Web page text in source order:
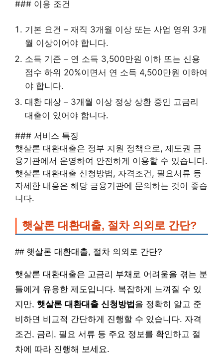
### 이용 조건
기본 요건 – 재직 3개월 이상 또는 사업 영위 3개
월 이상이어야 합니다.
소득 기준 – 연 소득 3,500만원 이하 또는 신용
점수 하위 20%이면서 연 소득 4,500만원 이하여
야 합니다.
대환 대상 – 3개월 이상 정상 상환 중인 고금리
대출이 있어야 합니다.
### 서비스 특징
햇살론 대환대출은 정부 지원 정책으로, 제도권 금
융기관에서 운영하여 안전하게 이용할 수 있습니다.
햇살론 대환대출 신청방법, 자격조건, 필요서류 등
자세한 내용은 해당 금융기관에 문의하는 것이 좋습
니다.
햇살론 대환대출, 절차 의외로 간단?
## 햇살론 대환대출, 절차 의외로 간단?
햇살론 대환대출은 고금리 부채로 어려움을 겪는 분
들에게 유용한 제도입니다. 복잡하게 느껴질 수 있
지만, 햇살론 대환대출 신청방법 을 정확히 알고 준
비하면 비교적 간단하게 진행할 수 있습니다. 자격
조건, 금리, 필요 서류 등 주요 정보를 확인하고 절
차에 따라 진행해 보세요.